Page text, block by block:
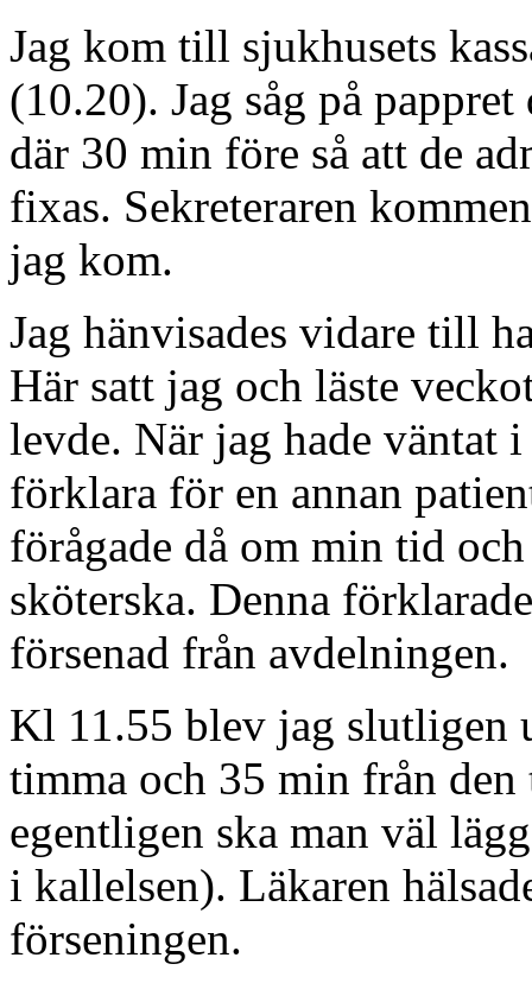
Jag kom till sjukhusets
(10.20). Jag såg på
där 30 min före så att de
fixas. Sekreteraren
jag kom.
Jag hänvisades vidare till
Här satt jag och läste
levde. När jag hade väntat
förklara för en annan
förågade då om min tid
sköterska. Denna
försenad från avdelningen.
Kl 11.55 blev jag slutligen
timma och 35 min från
egentligen ska man väl
i kallelsen). Läkaren
förseningen.